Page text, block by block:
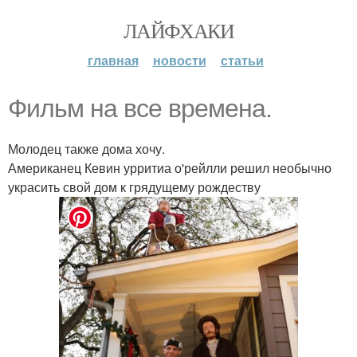
ЛАЙФХАКИ
главная новости статьи
Фильм на все времена.
Молодец также дома хочу.
Американец Кевин урритиа о'рейлли решил необычно
украсить свой дом к грядущему рождеству